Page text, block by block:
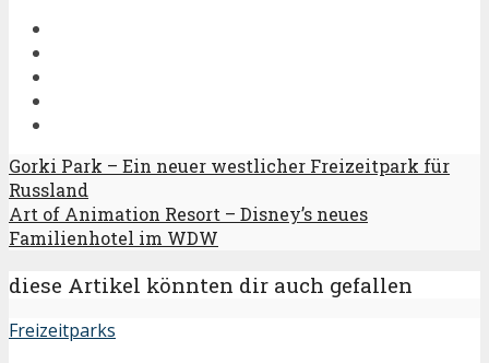
Gorki Park – Ein neuer westlicher Freizeitpark für
Russland
Art of Animation Resort – Disney’s neues
Familienhotel im WDW
diese Artikel könnten dir auch gefallen
Freizeitparks